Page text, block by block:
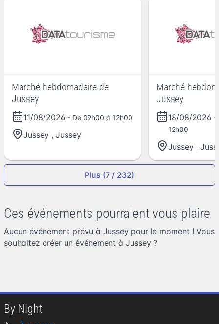
Marché hebdomadaire de
Jussey
11/08/2026 - De 09h00 à 12h00
Jussey , Jussey
Marché
Jussey
18/08/2026 -
12h00
Jussey ,
Plus (7 / 232)
Ces événements pourraient vous plaire
Aucun événement prévu à Jussey pour le moment ! Vous
souhaitez créer un événement à Jussey ?
By Night